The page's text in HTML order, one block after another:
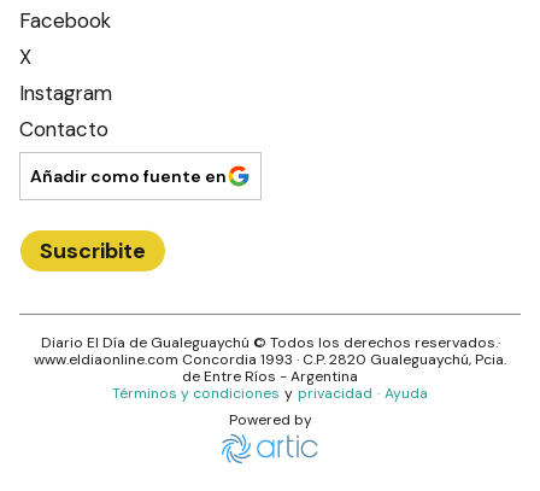
Facebook
X
Instagram
Contacto
Añadir como fuente en
Suscribite
Diario El Día de Gualeguaychú © Todos los derechos reservados.·
www.eldiaonline.com Concordia 1993 · C.P.2820 Gualeguaychú, Pcia.
deEntre Ríos - Argentina
Términos y condiciones y privacidad · Ayuda
Powered by